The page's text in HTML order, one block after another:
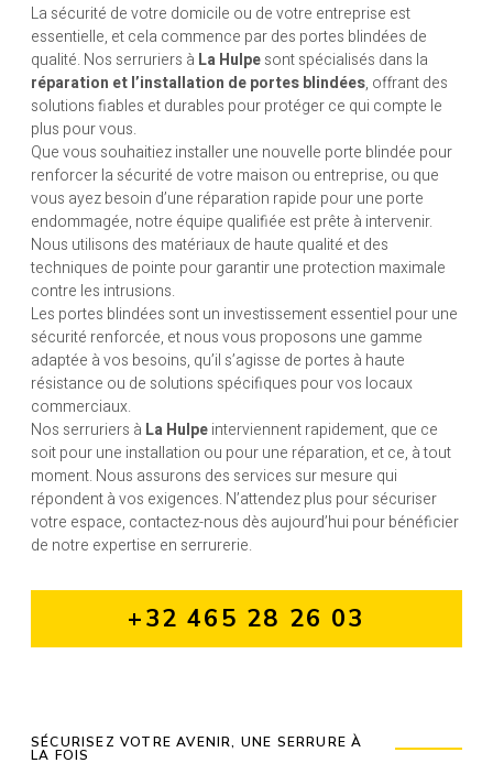
La sécurité de votre domicile ou de votre entreprise est
essentielle, et cela commence par des portes blindées de
qualité. Nos serruriers à La Hulpesont spécialisés dans la
réparation et l’installation de portes blindées, offrant des
solutions fiables et durables pour protéger ce qui compte le
plus pour vous.
Que vous souhaitiez installer une nouvelle porte blindée pour
renforcer la sécurité de votre maison ou entreprise, ou que
vous ayez besoin d’une réparation rapide pour une porte
endommagée, notre équipe qualifiée est prête à intervenir.
Nous utilisons des matériaux de haute qualité et des
techniques de pointe pour garantir une protection maximale
contre les intrusions.
Les portes blindées sont un investissement essentiel pour une
sécurité renforcée, et nous vous proposons une gamme
adaptée à vos besoins, qu’il s’agisse de portes à haute
résistance ou de solutions spécifiques pour vos locaux
commerciaux.
Nos serruriers à La Hulpeinterviennent rapidement, que ce
soit pour une installation ou pour une réparation, et ce, à tout
moment. Nous assurons des services sur mesure qui
répondent à vos exigences. N’attendez plus pour sécuriser
votre espace, contactez-nous dès aujourd’hui pour bénéficier
de notre expertise en serrurerie.
+32 465 28 26 03
SÉCURISEZ VOTRE AVENIR, UNE SERRURE À
LA FOIS